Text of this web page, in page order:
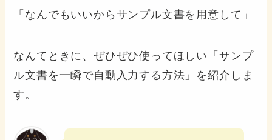
「なんでもいいからサンプル文書を用意して」
なんてときに、ぜひぜひ使ってほしい「サンプ
ル文書を一瞬で自動入力する方法」を紹介しま
す。